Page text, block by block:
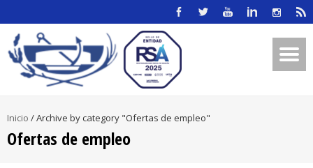
Inicio /Archive by category "Ofertas de empleo"
Ofertas de empleo